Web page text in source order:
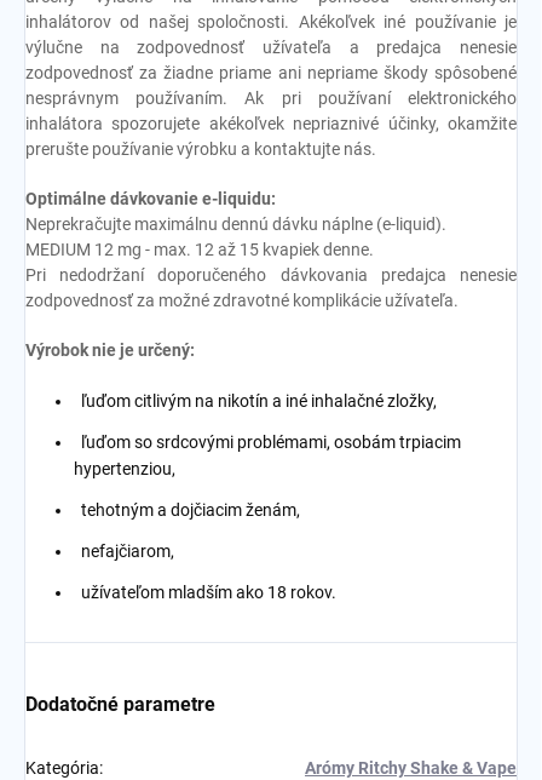
inhalátorov od našej spoločnosti. Akékoľvek iné používanie je
výlučne na zodpovednosť užívateľa a predajca nenesie
zodpovednosť za žiadne priame ani nepriame škody spôsobené
nesprávnym používaním. Ak pri používaní elektronického
inhalátora spozorujete akékoľvek nepriaznivé účinky, okamžite
prerušte používanie výrobku a kontaktujte nás.
Optimálne dávkovanie e-liquidu:
Neprekračujte maximálnu dennú dávku náplne (e-liquid).
MEDIUM 12 mg - max. 12 až 15 kvapiek denne.
Pri nedodržaní doporučeného dávkovania predajca nenesie
zodpovednosť za možné zdravotné komplikácie užívateľa.
Výrobok nie je určený:
ľuďom citlivým na nikotín a iné inhalačné zložky,
ľuďom so srdcovými problémami, osobám trpiacim
hypertenziou,
tehotným a dojčiacim ženám,
nefajčiarom,
užívateľom mladším ako 18 rokov.
Dodatočné parametre
Kategória: Arómy Ritchy Shake & Vape